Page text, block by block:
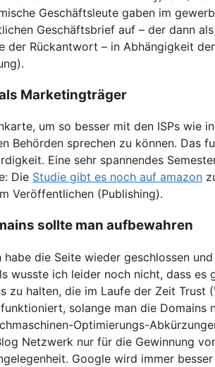
Geschäftsleute gaben im
Geschäftsbrief auf – der dann
der Rückantwort – in Abhängigkeit der
Marketingträger
um so besser mit den ISPs wie
Behörden sprechen zu können. Das
Eine sehr spannendes
Die Studie gibt es noch auf amazon
Veröffentlichen (Publishing).
sollte man aufbewahren
die Seite wieder geschlossen
wusste ich leider noch nicht, dass es
zu halten, die im Laufe der Zeit Trust
solange man die Domains
Optimierungs-
Netzwerk nur für die Gewinnung
Google wird immer